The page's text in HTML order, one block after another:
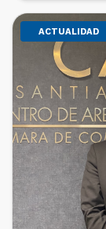
ACTUALIDAD